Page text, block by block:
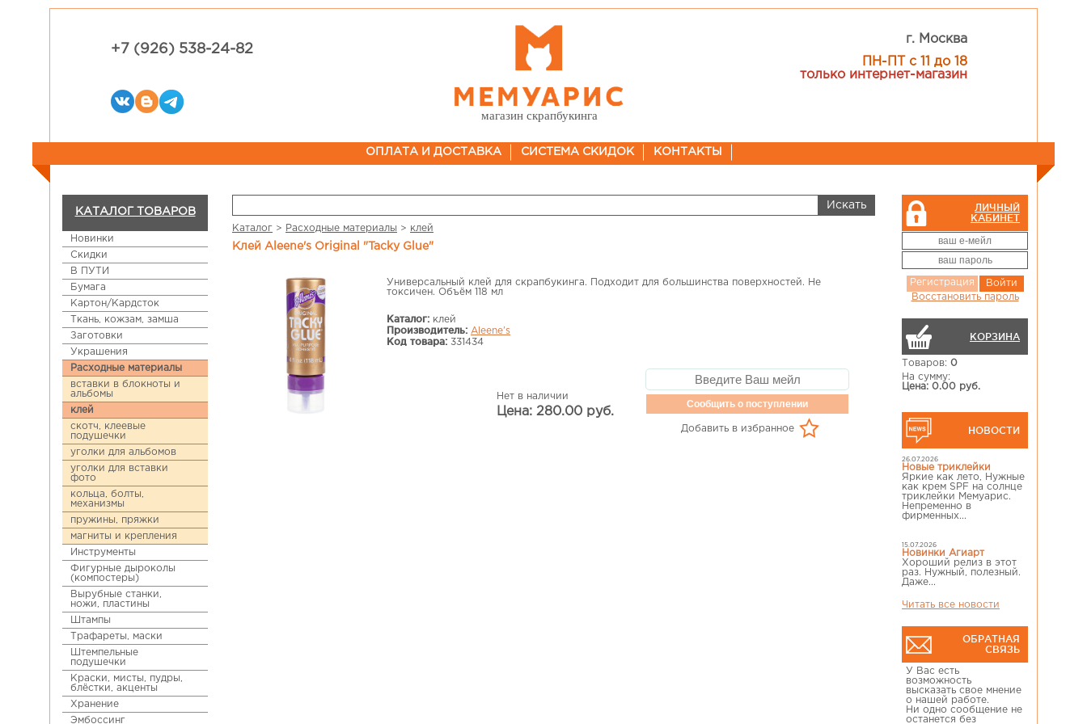
+7 (926) 538-24-82
магазин скрапбукинга
г. Москва
ПН-ПТ с 11 до 18
только интернет-магазин
ОПЛАТА И ДОСТАВКА СИСТЕМА СКИДОК КОНТАКТЫ
КАТАЛОГ ТОВАРОВ
Новинки
Скидки
В ПУТИ
Бумага
Картон/Кардсток
Ткань, кожзам, замша
Заготовки
Украшения
Расходные материалы
вставки в блокноты и
альбомы
клей
скотч, клеевые
подушечки
уголки для альбомов
уголки для вставки
фото
кольца, болты,
механизмы
пружины, пряжки
магниты и крепления
Инструменты
Фигурные дыроколы
(компостеры)
Вырубные станки,
ножи, пластины
Штампы
Трафареты, маски
Штемпельные
подушечки
Краски, мисты, пудры,
блёстки, акценты
Хранение
Эмбоссинг
ЛИЧНЫЙ
КАБИНЕТ
Регистрация
Войти
Восстановить пароль
КОРЗИНА
Товаров: 0
На сумму:
Цена: 0.00 руб.
НОВОСТИ
26.07.2026
Новые триклейки
Яркие как лето, Нужные
как крем SPF на солнце
триклейки Мемуарис.
Непременно в
фирменных...
15.07.2026
Новинки Агиарт
Хороший релиз в этот
раз. Нужный, полезный.
Даже...
Читать все новости
ОБРАТНАЯ
СВЯЗЬ
У Вас есть
возможность
высказать свое мнение
о нашей работе.
Ни одно сообщение не
останется без
Каталог > Расходные материалы > клей
Клей Aleene's Original "Tacky Glue"
Универсальный клей для скрапбукинга. Подходит для большинства поверхностей. Не
токсичен. Объём 118 мл
Каталог: клей
Производитель: Aleene's
Код товара: 331434
Нет в наличии
Цена: 280.00 руб.
Сообщить о поступлении
Добавить в избранное